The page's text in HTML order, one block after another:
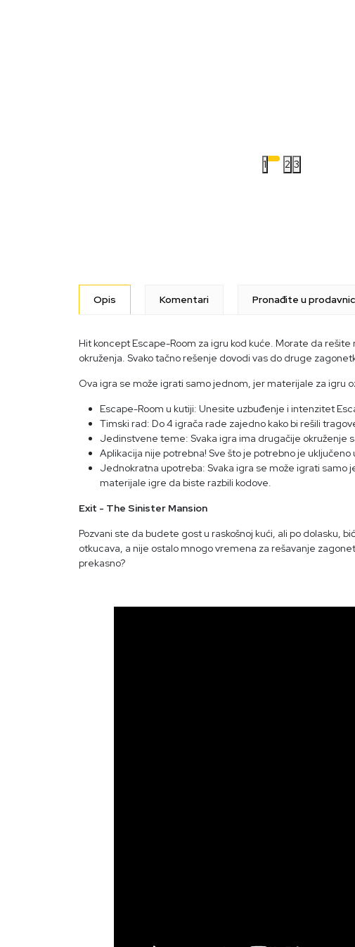
1 2 3
Opis Komentari Pronađite u
Hit koncept Escape-Room za igru kod kuće. Morate da
okruženja. Svako tačno rešenje dovodi vas do druge
Ova igra se može igrati samo jednom, jer materijale za igru
Escape-Room u kutiji: Unesite uzbuđenje i intenzitet
Timski rad: Do 4 igrača rade zajedno kako bi rešili
Jedinstvene teme: Svaka igra ima drugačije okruženje
Aplikacija nije potrebna! Sve što je potrebno je uključeno
Jednokratna upotreba: Svaka igra se može igrati
materijale igre da biste razbili kodove.
Exit - The Sinister Mansion
Pozvani ste da budete gost u raskošnoj kući, ali po dolasku,
otkucava, a nije ostalo mnogo vremena za rešavanje
prekasno?